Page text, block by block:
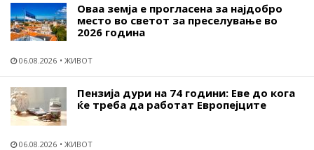
Оваа земја е прогласена за најдобро
место во светот за преселување во
2026 година
06.08.2026 ЖИВОТ
Пензија дури на 74 години: Еве до кога
ќе треба да работат Европејците
06.08.2026 ЖИВОТ